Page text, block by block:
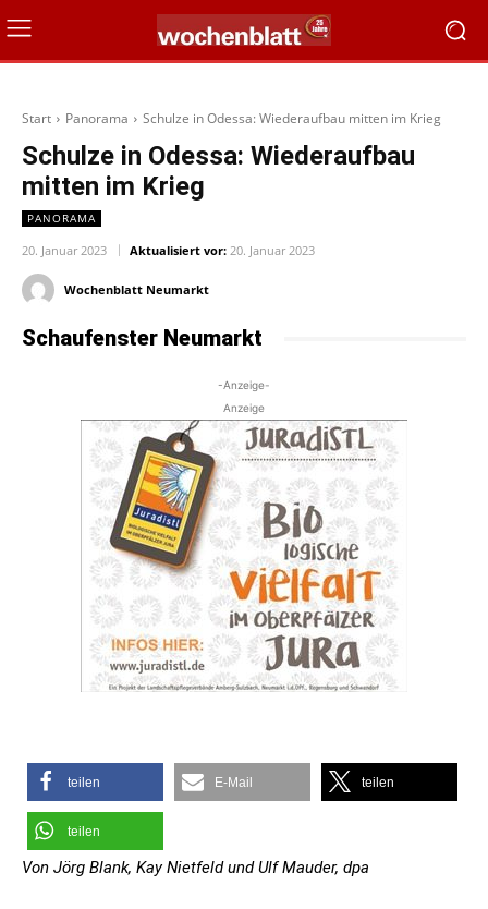
Start Panorama Schulze in Odessa: Wiederaufbau mitten im Krieg
Schulze in Odessa: Wiederaufbau
mitten im Krieg
PANORAMA
20. Januar 2023 Aktualisiert vor: 20. Januar 2023
Wochenblatt Neumarkt
Schaufenster Neumarkt
-Anzeige-
Anzeige
teilen E-Mail teilen
teilen
Von Jörg Blank, Kay Nietfeld und Ulf Mauder, dpa